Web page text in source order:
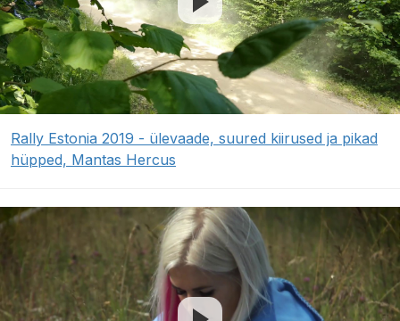
Rally Estonia 2019 - ülevaade, suured kiirused ja pikad
hüpped, Mantas Hercus